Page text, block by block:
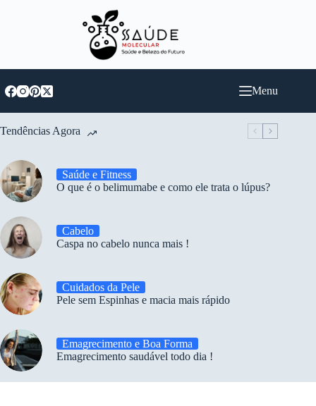
Menu
Tendências Agora
Saúde e Fitness
O que é o belimumabe e como ele trata o lúpus?
Cabelo
Caspa no cabelo nunca mais !
Cuidados da Pele
Pele sem Espinhas e macia mais rápido
Emagrecimento e Boa Forma
Emagrecimento saudável todo dia !